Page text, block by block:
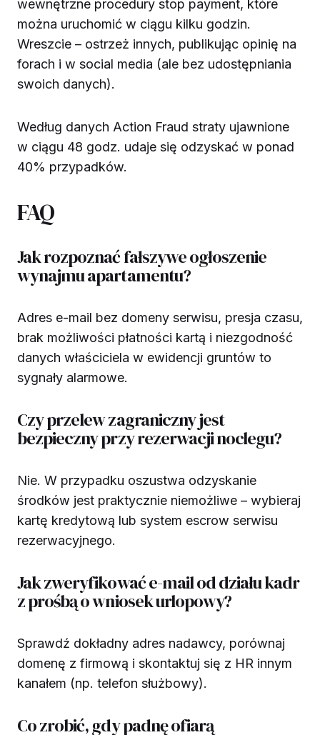
wewnętrzne procedury stop payment, które
można uruchomić w ciągu kilku godzin.
Wreszcie – ostrzeż innych, publikując opinię na
forach i w social media (ale bez udostępniania
swoich danych).
Według danych Action Fraud straty ujawnione
w ciągu 48 godz. udaje się odzyskać w ponad
40% przypadków.
FAQ
Jak rozpoznać fałszywe ogłoszenie
wynajmu apartamentu?
Adres e-mail bez domeny serwisu, presja czasu,
brak możliwości płatności kartą i niezgodność
danych właściciela w ewidencji gruntów to
sygnały alarmowe.
Czy przelew zagraniczny jest
bezpieczny przy rezerwacji noclegu?
Nie. W przypadku oszustwa odzyskanie
środków jest praktycznie niemożliwe – wybieraj
kartę kredytową lub system escrow serwisu
rezerwacyjnego.
Jak zweryfikować e-mail od działu kadr
z prośbą o wniosek urlopowy?
Sprawdź dokładny adres nadawcy, porównaj
domenę z firmową i skontaktuj się z HR innym
kanałem (np. telefon służbowy).
Co zrobić, gdy padnę ofiarą